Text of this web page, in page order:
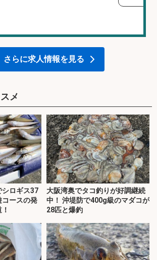
さらに求人情報を見る
メ
シロギス37
コースの発
大阪湾奥でタコ釣りが好調継続
中！ 沖堤防で400g級のマダコが
28匹と爆釣